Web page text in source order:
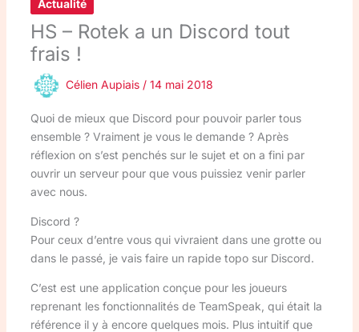
Actualité
HS – Rotek a un Discord tout
frais !
Célien Aupiais / 14 mai 2018
Quoi de mieux que Discord pour pouvoir parler tous
ensemble ? Vraiment je vous le demande ? Après
réflexion on s’est penchés sur le sujet et on a fini par
ouvrir un serveur pour que vous puissiez venir parler
avec nous.
Discord ?
Pour ceux d’entre vous qui vivraient dans une grotte ou
dans le passé, je vais faire un rapide topo sur Discord.
C’est est une application conçue pour les joueurs
reprenant les fonctionnalités de TeamSpeak, qui était la
référence il y à encore quelques mois. Plus intuitif que